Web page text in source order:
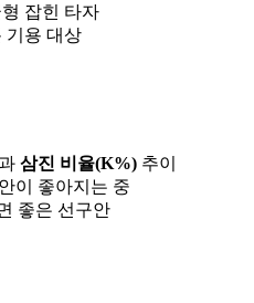
잡힌 타자
기용 대상
삼진 비율(K%) 추이
이 좋아지는 중
좋은 선구안